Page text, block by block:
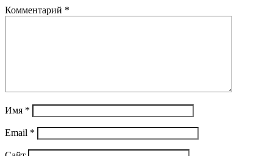
Комментарий *
Имя *
Email *